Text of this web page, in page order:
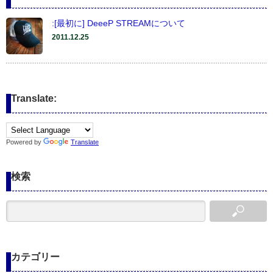
:[最初に] DeeeP STREAMについて
2011.12.25
Translate:
Powered by Translate
検索
カテゴリー